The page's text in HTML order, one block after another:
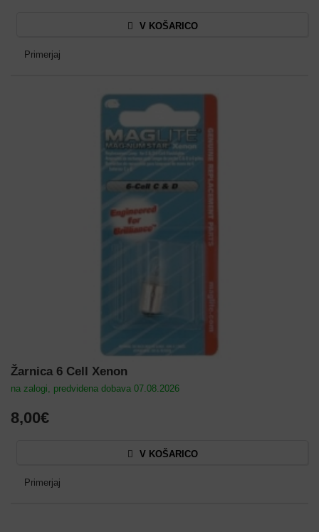
V KOŠARICO
Primerjaj
Žarnica 6 Cell Xenon
na zalogi, predvidena dobava 07.08.2026
8,00€
V KOŠARICO
Primerjaj